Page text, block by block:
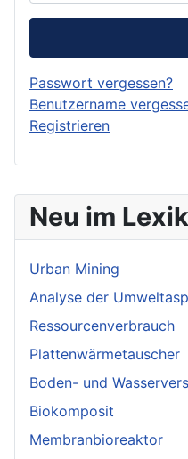
Neu im
Urban Mining
Analyse der
Ressourcenverbrauch
Plattenwärmetauscher
Boden- und
Biokomposit
Membranbioreaktor
Passwort vergessen?
Benutzername
Registrieren